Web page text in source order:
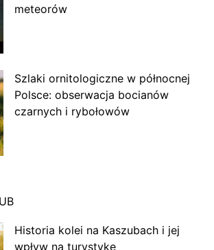
meteorów
Szlaki ornitologiczne w północnej
Polsce: obserwacja bocianów
czarnych i rybołowów
Historia kolei na Kaszubach i jej
wpływ na turystykę